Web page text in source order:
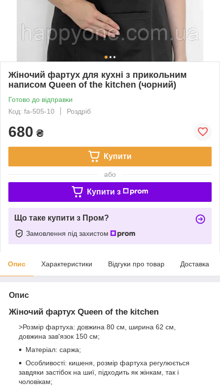
Жіночий фартух для кухні з прикольним
написом Queen of the kitchen (чорний)
Готово до відправки
Код: fa-505-10
Роздріб
680 ₴
Купити
або
Купити з
Що таке купити з Пром?
Замовлення під захистом
Опис Характеристики Відгуки про товар Доставка
Опис
Жіночий фартух Queen of the kitchen
>Розмір фартуха: довжина 80 см, ширина 62 см,
довжина зав'язок 150 см;
Матеріал: саржа;
Особливості: кишеня, розмір фартуха регулюється
завдяки застібок на шиї, підходить як жінкам, так і
чоловікам;